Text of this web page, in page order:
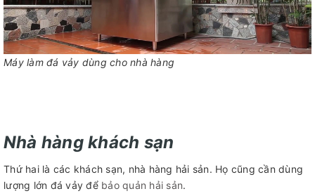
Máy làm đá vảy dùng cho nhà hàng
Nhà hàng khách sạn
Thứ hai là các khách sạn, nhà hàng hải sản. Họ cũng cần dùng
lượng lớn đá vảy để bảo quản hải sản.